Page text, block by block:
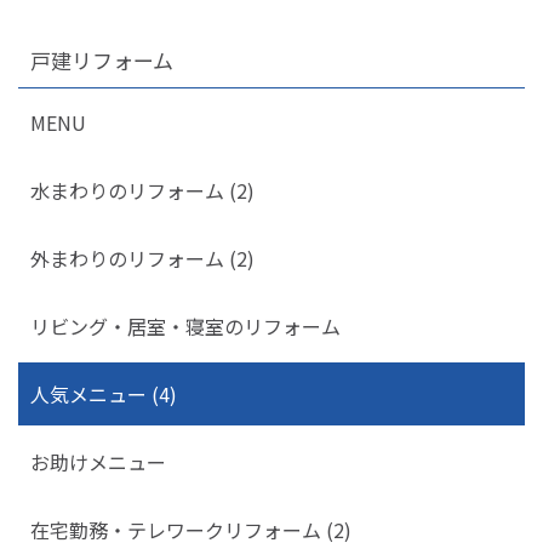
戸建リフォーム
MENU
水まわりのリフォーム (2)
外まわりのリフォーム (2)
リビング・居室・寝室のリフォーム
人気メニュー (4)
お助けメニュー
在宅勤務・テレワークリフォーム (2)